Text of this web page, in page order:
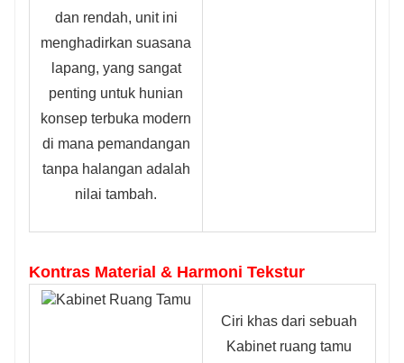
dan rendah, unit ini
menghadirkan suasana
lapang, yang sangat
penting untuk hunian
konsep terbuka modern
di mana pemandangan
tanpa halangan adalah
nilai tambah.
Kontras Material & Harmoni Tekstur
Ciri khas dari sebuah
Kabinet ruang tamu